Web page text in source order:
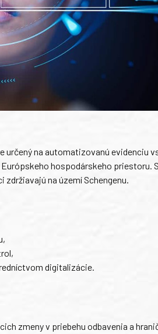
určený na automatizovanú evidenciu
hospodárskeho priestoru.
na území Schengenu.
digitalizácie.
zmeny v priebehu odbavenia a